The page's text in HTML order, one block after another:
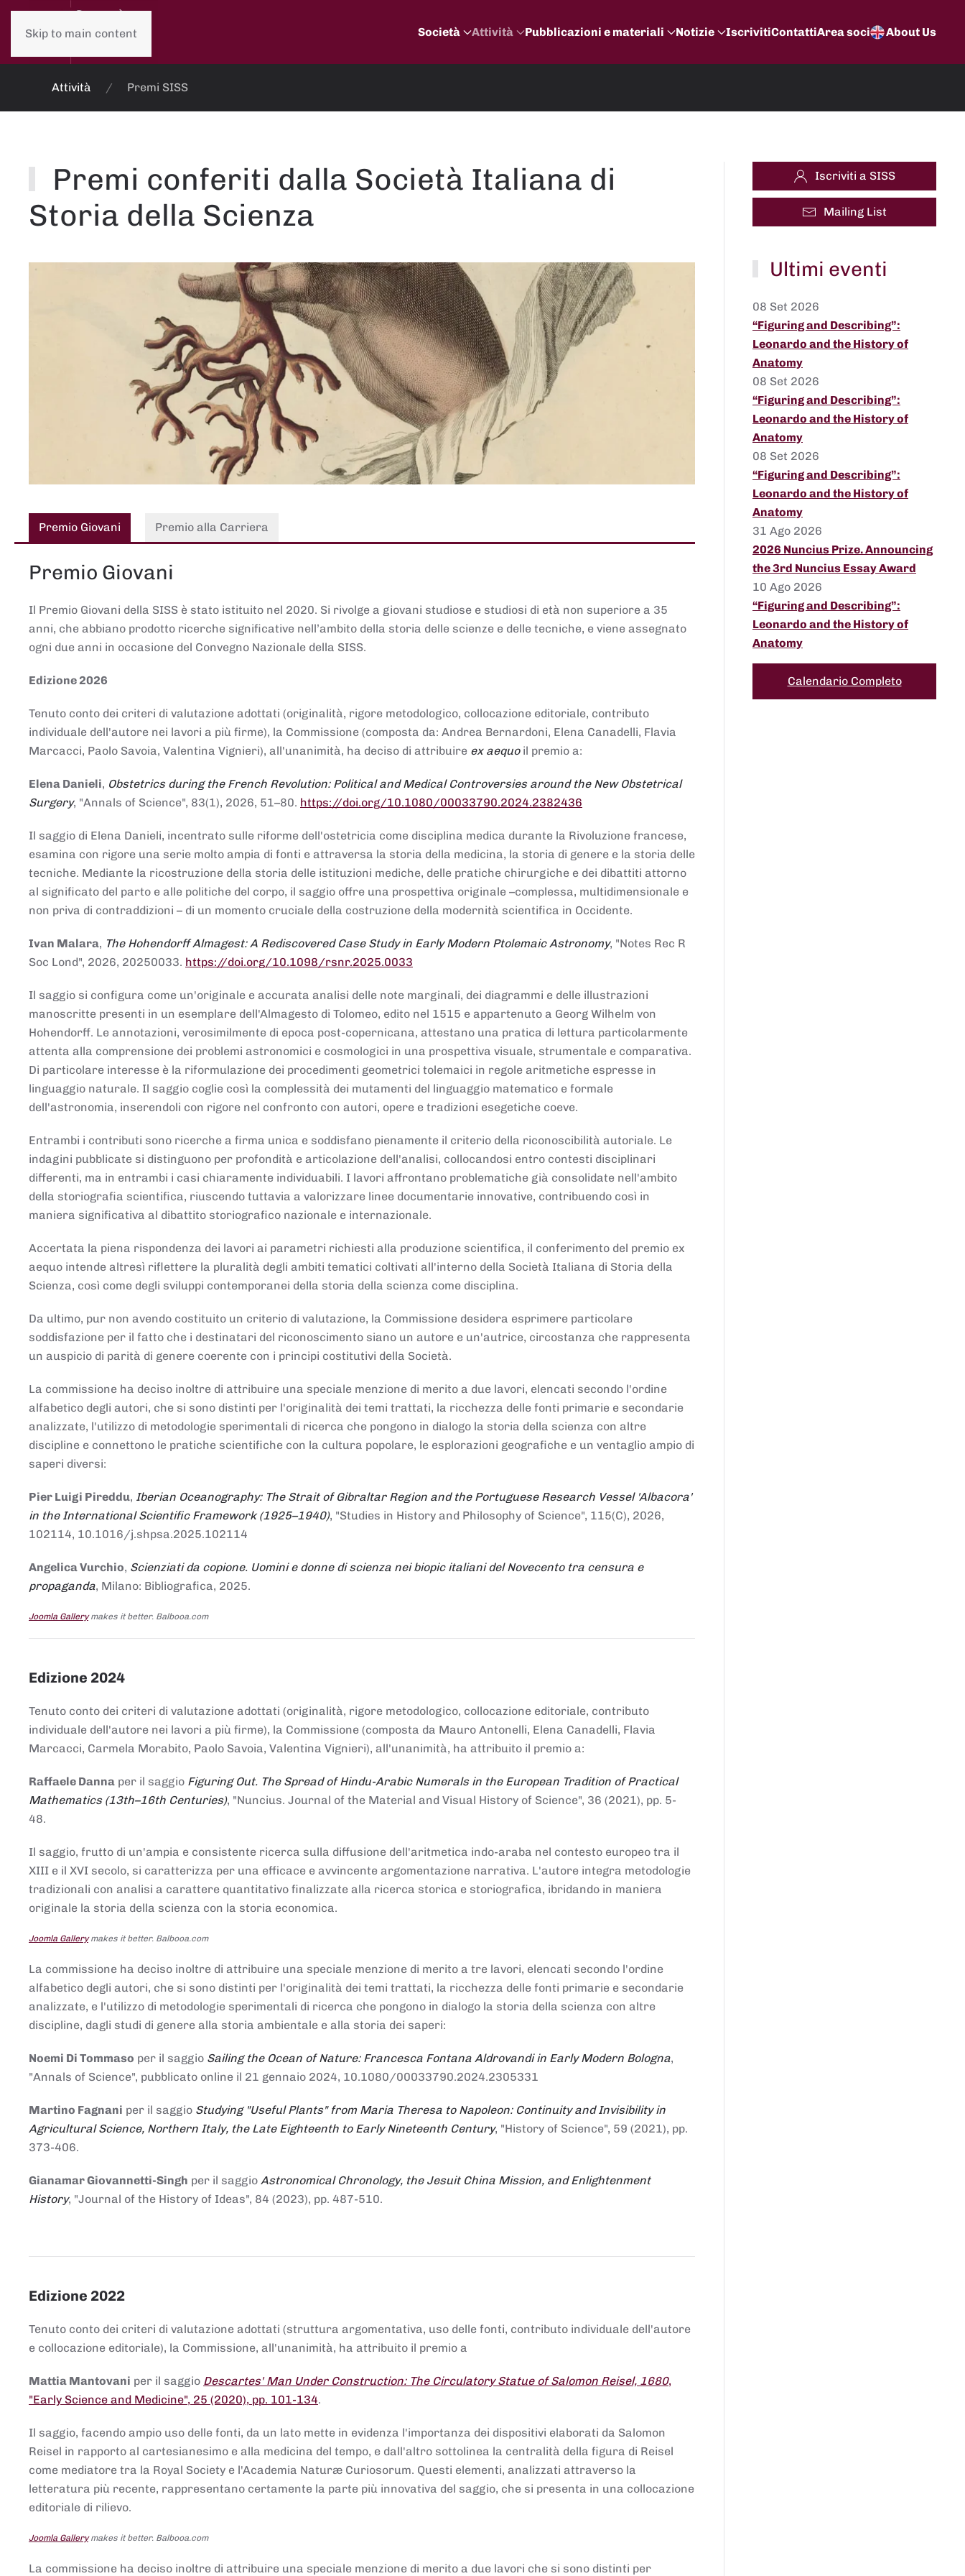
Skip to main content Società Attività Pubblicazioni e materiali Notizie IscrivitiContattiArea soci About Us
Attività Premi SISS
Premi conferiti dalla Società Italiana di
Storia della Scienza
Premio Giovani Premio alla Carriera
Premio Giovani
Il Premio Giovani della SISS è stato istituito nel 2020. Si rivolge a giovani studiose e studiosi di età non superiore a 35
anni, che abbiano prodotto ricerche significative nell’ambito della storia delle scienze e delle tecniche, e viene assegnato
ogni due anni in occasione del Convegno Nazionale della SISS.
Edizione 2026
Tenuto conto dei criteri di valutazione adottati (originalità, rigore metodologico, collocazione editoriale, contributo
individuale dell'autore nei lavori a più firme), la Commissione (composta da: Andrea Bernardoni, Elena Canadelli, Flavia
Marcacci, Paolo Savoia, Valentina Vignieri), all'unanimità, ha deciso di attribuire ex aequoil premio a:
Elena Danieli, Obstetrics during the French Revolution: Political and Medical Controversies around the New Obstetrical
Surgery, "Annals of Science", 83(1), 2026, 51–80. https://doi.org/10.1080/00033790.2024.2382436
Il saggio di Elena Danieli, incentrato sulle riforme dell'ostetricia come disciplina medica durante la Rivoluzione francese,
esamina con rigore una serie molto ampia di fonti e attraversa la storia della medicina, la storia di genere e la storia delle
tecniche. Mediante la ricostruzione della storia delle istituzioni mediche, delle pratiche chirurgiche e dei dibattiti attorno
al significato del parto e alle politiche del corpo, il saggio offre una prospettiva originale –complessa, multidimensionale e
non priva di contraddizioni – di un momento cruciale della costruzione della modernità scientifica in Occidente.
Ivan Malara, The Hohendorff Almagest: A Rediscovered Case Study in Early Modern Ptolemaic Astronomy, "Notes Rec R
Soc Lond", 2026, 20250033. https://doi.org/10.1098/rsnr.2025.0033
Il saggio si configura come un'originale e accurata analisi delle note marginali, dei diagrammi e delle illustrazioni
manoscritte presenti in un esemplare dell'Almagesto di Tolomeo, edito nel 1515 e appartenuto a Georg Wilhelm von
Hohendorff. Le annotazioni, verosimilmente di epoca post-copernicana, attestano una pratica di lettura particolarmente
attenta alla comprensione dei problemi astronomici e cosmologici in una prospettiva visuale, strumentale e comparativa.
Di particolare interesse è la riformulazione dei procedimenti geometrici tolemaici in regole aritmetiche espresse in
linguaggio naturale. Il saggio coglie così la complessità dei mutamenti del linguaggio matematico e formale
dell'astronomia, inserendoli con rigore nel confronto con autori, opere e tradizioni esegetiche coeve.
Entrambi i contributi sono ricerche a firma unica e soddisfano pienamente il criterio della riconoscibilità autoriale. Le
indagini pubblicate si distinguono per profondità e articolazione dell'analisi, collocandosi entro contesti disciplinari
differenti, ma in entrambi i casi chiaramente individuabili. I lavori affrontano problematiche già consolidate nell'ambito
della storiografia scientifica, riuscendo tuttavia a valorizzare linee documentarie innovative, contribuendo così in
maniera significativa al dibattito storiografico nazionale e internazionale.
Accertata la piena rispondenza dei lavori ai parametri richiesti alla produzione scientifica, il conferimento del premio ex
aequo intende altresì riflettere la pluralità degli ambiti tematici coltivati all'interno della Società Italiana di Storia della
Scienza, così come degli sviluppi contemporanei della storia della scienza come disciplina.
Da ultimo, pur non avendo costituito un criterio di valutazione, la Commissione desidera esprimere particolare
soddisfazione per il fatto che i destinatari del riconoscimento siano un autore e un'autrice, circostanza che rappresenta
un auspicio di parità di genere coerente con i principi costitutivi della Società.
La commissione ha deciso inoltre di attribuire una speciale menzione di merito a due lavori, elencati secondo l'ordine
alfabetico degli autori, che si sono distinti per l'originalità dei temi trattati, la ricchezza delle fonti primarie e secondarie
analizzate, l'utilizzo di metodologie sperimentali di ricerca che pongono in dialogo la storia della scienza con altre
discipline e connettono le pratiche scientifiche con la cultura popolare, le esplorazioni geografiche e un ventaglio ampio di
saperi diversi:
Pier Luigi Pireddu, Iberian Oceanography: The Strait of Gibraltar Region and the Portuguese Research Vessel 'Albacora'
in the International Scientific Framework (1925–1940), "Studies in History and Philosophy of Science", 115(C), 2026,
102114, 10.1016/j.shpsa.2025.102114
Angelica Vurchio, Scienziati da copione. Uomini e donne di scienza nei biopic italiani del Novecento tra censura e
propaganda, Milano: Bibliografica, 2025.
Joomla Gallerymakes it better. Balbooa.com
Edizione 2024
Tenuto conto dei criteri di valutazione adottati (originalità, rigore metodologico, collocazione editoriale, contributo
individuale dell'autore nei lavori a più firme), la Commissione (composta da Mauro Antonelli, Elena Canadelli, Flavia
Marcacci, Carmela Morabito, Paolo Savoia, Valentina Vignieri), all'unanimità, ha attribuito il premio a:
Raffaele Danna per il saggio Figuring Out. The Spread of Hindu-Arabic Numerals in the European Tradition of Practical
Mathematics (13th–16th Centuries), "Nuncius. Journal of the Material and Visual History of Science", 36 (2021), pp. 5-
48.
Il saggio, frutto di un'ampia e consistente ricerca sulla diffusione dell'aritmetica indo-araba nel contesto europeo tra il
XIII e il XVI secolo, si caratterizza per una efficace e avvincente argomentazione narrativa. L'autore integra metodologie
tradizionali con analisi a carattere quantitativo finalizzate alla ricerca storica e storiografica, ibridando in maniera
originale la storia della scienza con la storia economica.
Joomla Gallerymakes it better. Balbooa.com
La commissione ha deciso inoltre di attribuire una speciale menzione di merito a tre lavori, elencati secondo l'ordine
alfabetico degli autori, che si sono distinti per l'originalità dei temi trattati, la ricchezza delle fonti primarie e secondarie
analizzate, e l'utilizzo di metodologie sperimentali di ricerca che pongono in dialogo la storia della scienza con altre
discipline, dagli studi di genere alla storia ambientale e alla storia dei saperi:
Noemi Di Tommaso per il saggio Sailing the Ocean of Nature: Francesca Fontana Aldrovandi in Early Modern Bologna,
"Annals of Science", pubblicato online il 21 gennaio 2024, 10.1080/00033790.2024.2305331
Martino Fagnani per il saggio Studying "Useful Plants" from Maria Theresa to Napoleon: Continuity and Invisibility in
Agricultural Science, Northern Italy, the Late Eighteenth to Early Nineteenth Century, "History of Science", 59 (2021), pp.
373-406.
Gianamar Giovannetti-Singh per il saggio Astronomical Chronology, the Jesuit China Mission, and Enlightenment
History, "Journal of the History of Ideas", 84 (2023), pp. 487-510.
Edizione 2022
Tenuto conto dei criteri di valutazione adottati (struttura argomentativa, uso delle fonti, contributo individuale dell'autore
e collocazione editoriale), la Commissione, all'unanimità, ha attribuito il premio a
Mattia Mantovani per il saggio Descartes' Man Under Construction: The Circulatory Statue of Salomon Reisel, 1680,
"Early Science and Medicine", 25 (2020), pp. 101-134.
Il saggio, facendo ampio uso delle fonti, da un lato mette in evidenza l'importanza dei dispositivi elaborati da Salomon
Reisel in rapporto al cartesianesimo e alla medicina del tempo, e dall'altro sottolinea la centralità della figura di Reisel
come mediatore tra la Royal Society e l'Academia Naturæ Curiosorum. Questi elementi, analizzati attraverso la
letteratura più recente, rappresentano certamente la parte più innovativa del saggio, che si presenta in una collocazione
editoriale di rilievo.
Joomla Gallerymakes it better. Balbooa.com
La commissione ha deciso inoltre di attribuire una speciale menzione di merito a due lavori che si sono distinti per
Iscriviti a SISS
Mailing List
Ultimi eventi
08 Set 2026
“Figuring and Describing”:
Leonardo and the History of
Anatomy
08 Set 2026
“Figuring and Describing”:
Leonardo and the History of
Anatomy
08 Set 2026
“Figuring and Describing”:
Leonardo and the History of
Anatomy
31 Ago 2026
2026 Nuncius Prize. Announcing
the 3rd Nuncius Essay Award
10 Ago 2026
“Figuring and Describing”:
Leonardo and the History of
Anatomy
Calendario Completo